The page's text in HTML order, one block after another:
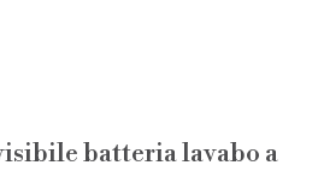
batteria lavabo a